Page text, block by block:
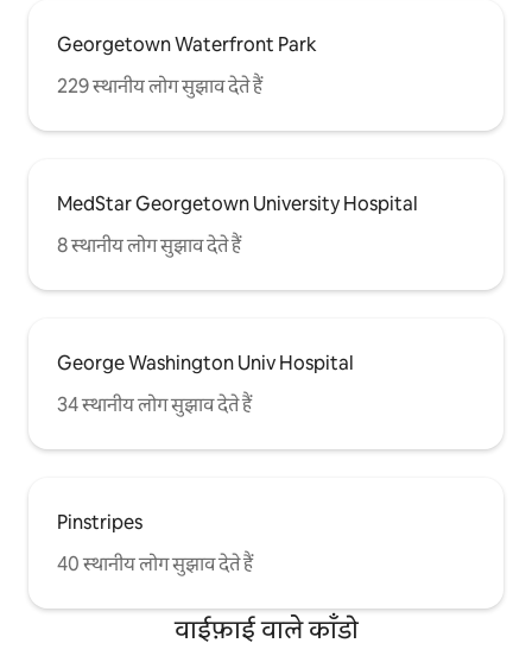
Georgetown Waterfront Park
229 स्थानीय लोग सुझाव देते हैं
MedStar Georgetown University Hospital
8 स्थानीय लोग सुझाव देते हैं
George Washington Univ Hospital
34 स्थानीय लोग सुझाव देते हैं
Pinstripes
40 स्थानीय लोग सुझाव देते हैं
वाईफ़ाई वाले काँडो